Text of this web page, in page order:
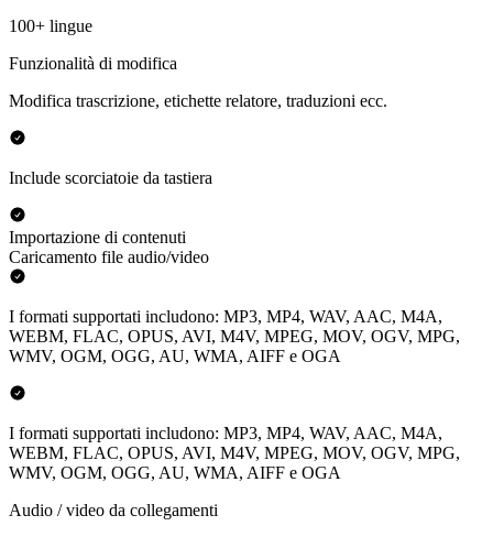
100+ lingue
Funzionalità di modifica
Modifica trascrizione, etichette relatore, traduzioni ecc.
Include scorciatoie da tastiera
Importazione di contenuti
Caricamento file audio/video
I formati supportati includono: MP3, MP4, WAV, AAC, M4A,
WEBM, FLAC, OPUS, AVI, M4V, MPEG, MOV, OGV, MPG,
WMV, OGM, OGG, AU, WMA, AIFF e OGA
I formati supportati includono: MP3, MP4, WAV, AAC, M4A,
WEBM, FLAC, OPUS, AVI, M4V, MPEG, MOV, OGV, MPG,
WMV, OGM, OGG, AU, WMA, AIFF e OGA
Audio / video da collegamenti